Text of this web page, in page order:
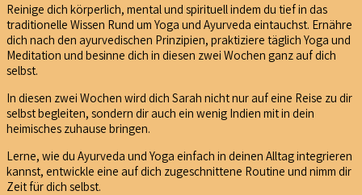
Reinige dich körperlich, mental und spirituell indem du tief in das
traditionelle Wissen Rund um Yoga und Ayurveda eintauchst. Ernähre
dich nach den ayurvedischen Prinzipien, praktiziere täglich Yoga und
Meditation und besinne dich in diesen zwei Wochen ganz auf dich
selbst.
In diesen zwei Wochen wird dich Sarah nicht nur auf eine Reise zu dir
selbst begleiten, sondern dir auch ein wenig Indien mit in dein
heimisches zuhause bringen.
Lerne, wie du Ayurveda und Yoga einfach in deinen Alltag integrieren
kannst, entwickle eine auf dich zugeschnittene Routine und nimm dir
Zeit für dich selbst.